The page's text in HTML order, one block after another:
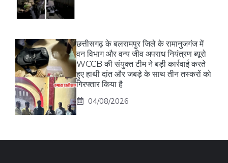
छत्तीसगढ़ के बलरामपुर जिले के रामानुजगंज में
वन विभाग और वन्य जीव अपराध नियंत्रण ब्यूरो
WCCB की संयुक्त टीम ने बड़ी कार्रवाई करते
हुए हाथी दांत और जबड़े के साथ तीन तस्करों को
गिरफ्तार किया है
04/08/2026